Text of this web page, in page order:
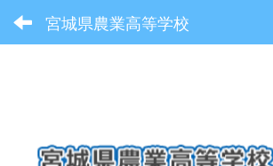
宮城県農業高等学校